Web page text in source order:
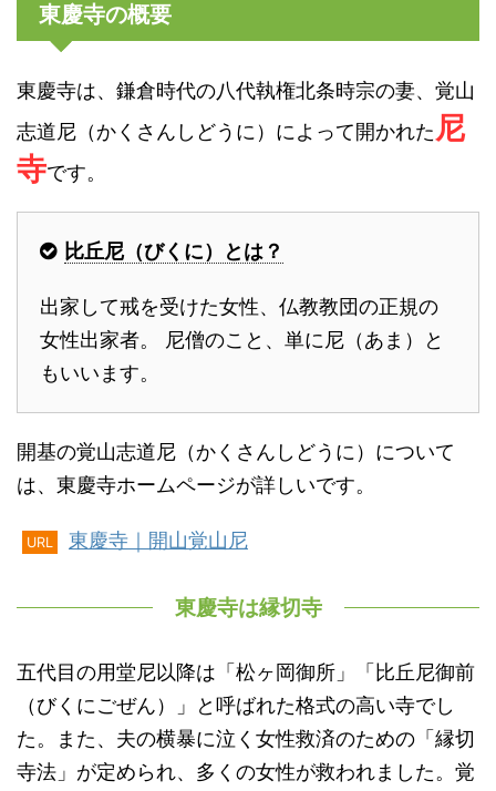
東慶寺の概要
東慶寺は、鎌倉時代の八代執権北条時宗の妻、覚山
志道尼（かくさんしどうに）によって開かれた尼
寺です。
比丘尼（びくに）とは？
出家して戒を受けた女性、仏教教団の正規の
女性出家者。 尼僧のこと、単に尼（あま）と
もいいます。
開基の覚山志道尼（かくさんしどうに）について
は、東慶寺ホームページが詳しいです。
URL 東慶寺｜開山覚山尼
東慶寺は縁切寺
五代目の用堂尼以降は「松ヶ岡御所」「比丘尼御前
（びくにごぜん）」と呼ばれた格式の高い寺でし
た。また、夫の横暴に泣く女性救済のための「縁切
寺法」が定められ、多くの女性が救われました。覚